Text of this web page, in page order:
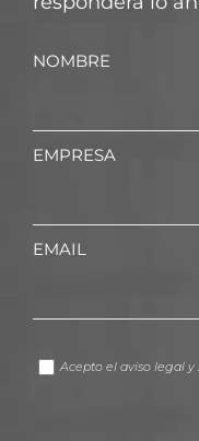
NOMBRE
EMPRESA
EMAIL
Acepto el aviso legal y